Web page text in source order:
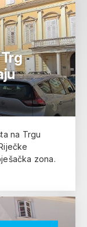
na Trgu
zona.